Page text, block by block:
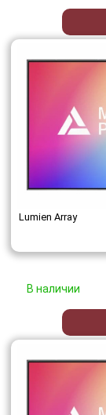
Lumien Array
В наличии